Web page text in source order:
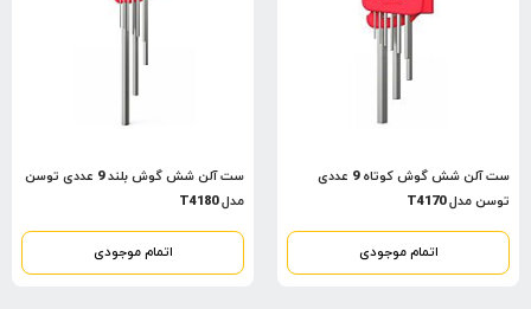
ست آلن شش گوش کوتاه 9 عددی
توسن مدل T4170
اتمام موجودی
ست آلن شش گوش بلند 9 عددی توسن
مدل T4180
اتمام موجودی